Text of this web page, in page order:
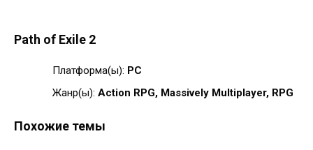
Path of Exile 2
Платформа(ы): PC
Жанр(ы): Action RPG, Massively Multiplayer, RPG
Похожие темы